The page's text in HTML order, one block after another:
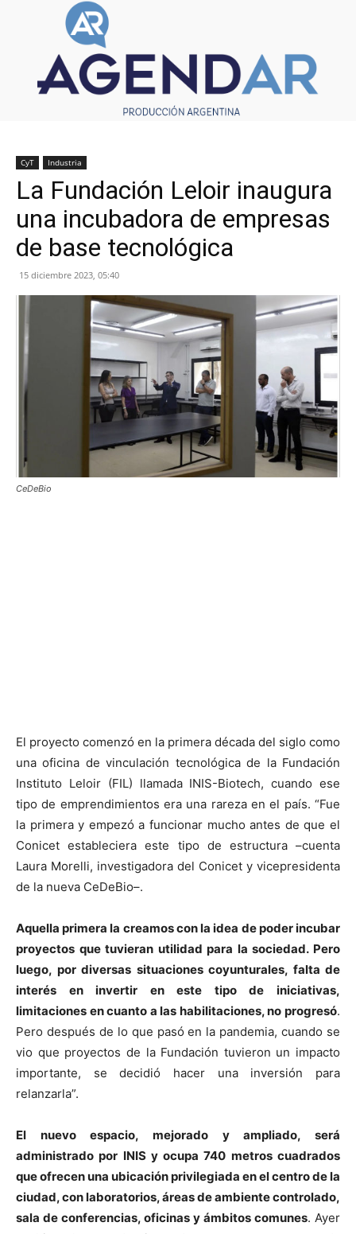
CyT Industria
La Fundación Leloir inaugura
una incubadora de empresas
de base tecnológica
15 diciembre 2023, 05:40
CeDeBio
El proyecto comenzó en la primera década del siglo como
una oficina de vinculación tecnológica de la Fundación
Instituto Leloir (FIL) llamada INIS-Biotech, cuando ese
tipo de emprendimientos era una rareza en el país. “Fue
la primera y empezó a funcionar mucho antes de que el
Conicet estableciera este tipo de estructura –cuenta
Laura Morelli, investigadora del Conicet y vicepresidenta
de la nueva CeDeBio–.
Aquella primera la creamos con la idea de poder incubar
proyectos que tuvieran utilidad para la sociedad. Pero
luego, por diversas situaciones coyunturales, falta de
interés en invertir en este tipo de iniciativas,
limitaciones en cuanto a las habilitaciones, no progresó.
Pero después de lo que pasó en la pandemia, cuando se
vio que proyectos de la Fundación tuvieron un impacto
importante, se decidió hacer una inversión para
relanzarla”.
El nuevo espacio, mejorado y ampliado, será
administrado por INIS y ocupa 740 metros cuadrados
que ofrecen una ubicación privilegiada en el centro de la
ciudad, con laboratorios, áreas de ambiente controlado,
sala de conferencias, oficinas y ámbitos comunes. Ayer